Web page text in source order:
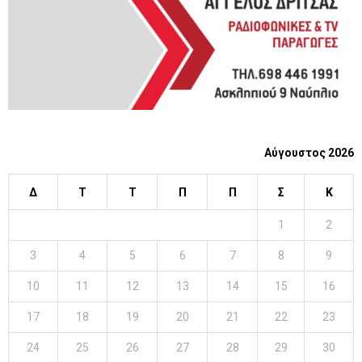
H
Αύγουστος 2026
Δ Τ Τ Π Π Σ Κ
1 2
3 4 5 6 7 8 9
10 11 12 13 14 15 16
17 18 19 20 21 22 23
24 25 26 27 28 29 30